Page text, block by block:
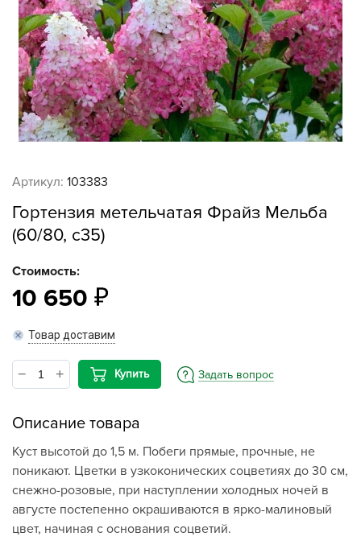
Артикул: 103383
Гортензия метельчатая Фрайз Мельба
(60/80, с35)
Стоимость:
10 650
Товар доставим
Купить Задать вопрос
Описание товара
Куст высотой до 1,5 м. Побеги прямые, прочные, не
поникают. Цветки в узкоконических соцветиях до 30 см,
снежно-розовые, при наступлении холодных ночей в
августе постепенно окрашиваются в ярко-малиновый
цвет, начиная с основания соцветий.